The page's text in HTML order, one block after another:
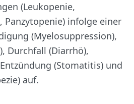
(Leukopenie,
Panzytopenie) infolge einer
(Myelosuppression),
Durchfall (Diarrhö),
(Stomatitis) und
auf.